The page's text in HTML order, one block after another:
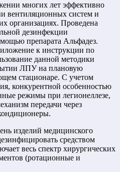
многих лет эффективно
вентиляционных систем и
организациях. Проведена
дезинфекции
препарата Альфадез.
к инструкции по
данной методики
ЛПУ на плановую
стационаре. С учетом
конкурентной особенностью
режимы при легионеллезе,
передачи через
изделий медицинского
средством
весь спектр хирургических
(ротационные и